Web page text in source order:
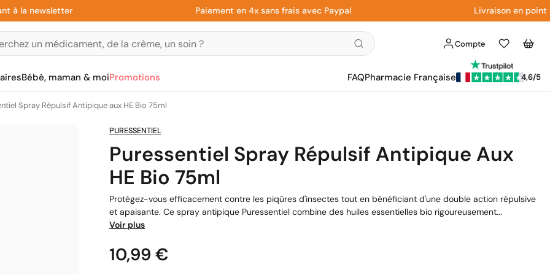
newsletter Paiement en 4x sans frais avec Paypal Livraison en point
Compte
Liste
d'envies
Panier
Bébé, maman & moiPromotions FAQPharmacie Française 4,6/5
Spray Répulsif Antipique aux HE Bio 75ml
PURESSENTIEL
Puressentiel Spray Répulsif Antipique Aux
HE Bio 75ml
Protégez-vous efficacement contre les piqûres d'insectes tout en bénéficiant d'une double action répulsive
et apaisante. Ce spray antipique Puressentiel combine des huiles essentielles bio rigoureusement...
Voir plus
Prix
10,99 €